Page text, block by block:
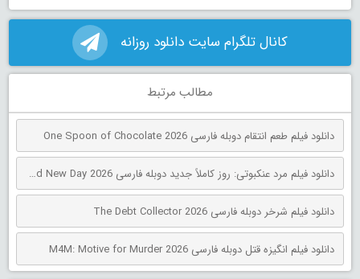
کانال تلگرام سایت دانلود روزانه
مطالب مرتبط
دانلود فیلم طعم انتقام دوبله فارسی One Spoon of Chocolate 2026
دانلود فیلم مرد عنکبوتی: روز کاملاً جدید دوبله فارسی Spider-Man: Brand New Day 2026
دانلود فیلم شرخر دوبله فارسی The Debt Collector 2026
دانلود فیلم انگیزه قتل دوبله فارسی M4M: Motive for Murder 2026